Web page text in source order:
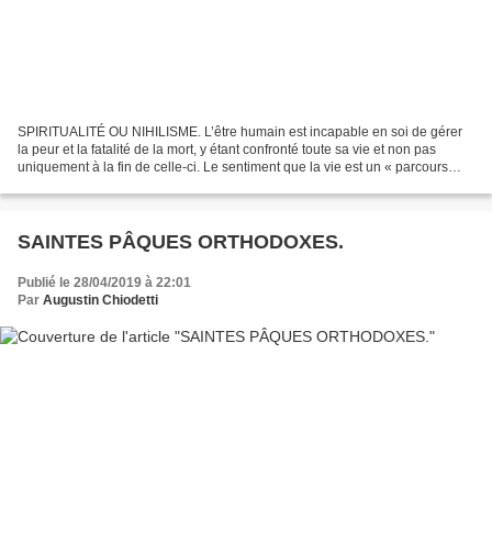
SPIRITUALITÉ OU NIHILISME. L’être humain est incapable en soi de gérer
la peur et la fatalité de la mort, y étant confronté toute sa vie et non pas
uniquement à la fin de celle-ci. Le sentiment que la vie est un « parcours
SAINTES PÂQUES ORTHODOXES.
Publié le 28/04/2019 à 22:01
Par Augustin Chiodetti